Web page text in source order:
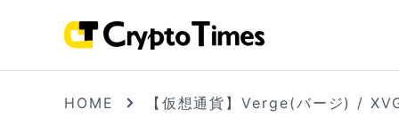
HOME 【仮想通貨】Verge(バージ) /